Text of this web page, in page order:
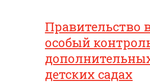
Правительство
особый
детских садах